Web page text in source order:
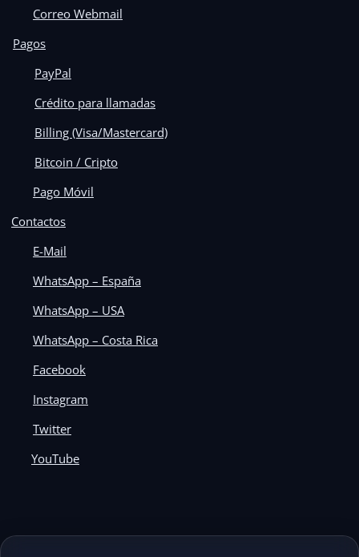
Correo Webmail
Pagos
PayPal
Crédito para llamadas
Billing (Visa/Mastercard)
Bitcoin / Cripto
Pago Móvil
Contactos
E-Mail
WhatsApp – España
WhatsApp – USA
WhatsApp – Costa Rica
Facebook
Instagram
Twitter
YouTube